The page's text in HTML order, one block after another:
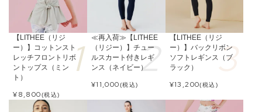
【LITHEE（リジ
ー）】コットンスト
レッチフロントリボ
ントップス（ミン
ト）
¥8,800(税込)
≪再入荷≫【LITHEE
（リジー）】チュー
ルスカート付きレギ
ンス（ネイビー）
¥11,000(税込)
【LITHEE（リジ
ー）】バックリボン
ソフトレギンス（ブ
ラック）
¥13,200(税込)